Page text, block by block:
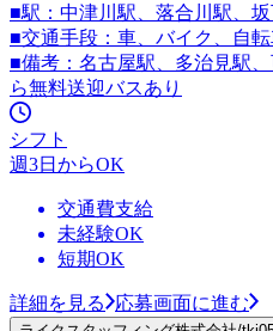
■駅：中津川駅、落合川駅、
■交通手段：車、バイク、自
■備考：名古屋駅、多治見駅
ら無料送迎バスあり
シフト
週3日からOK
交通費支給
未経験OK
短期OK
詳細を見る 応募画面に進む